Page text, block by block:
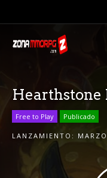
Free to Play Publicado
LANZAMIENTO: